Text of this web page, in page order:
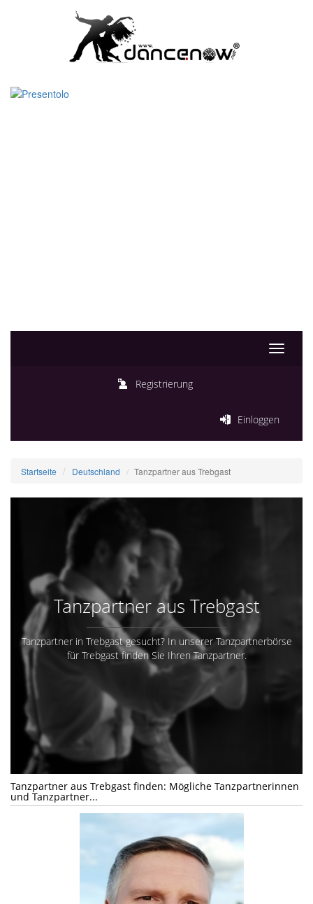
Toggle
Registrierung
Einloggen
Startseite Deutschland Tanzpartner aus Trebgast
Tanzpartner aus Trebgast
Tanzpartner in Trebgast gesucht? In unserer Tanzpartnerbörse
für Trebgast finden Sie Ihren Tanzpartner.
Tanzpartner aus Trebgast finden: Mögliche Tanzpartnerinnen
und Tanzpartner...